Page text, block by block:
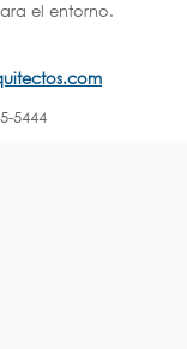
el entorno.
5444